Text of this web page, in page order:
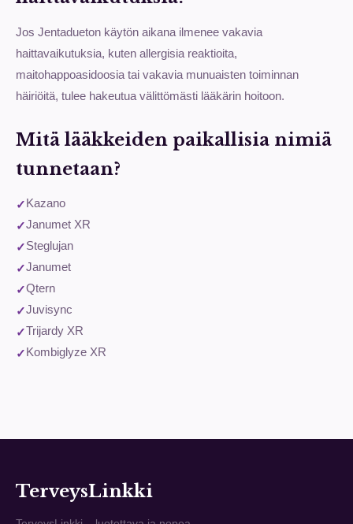
Jos Jentadueton käytön aikana ilmenee vakavia
haittavaikutuksia, kuten allergisia reaktioita,
maitohappoasidoosia tai vakavia munuaisten toiminnan
häiriöitä, tulee hakeutua välittömästi lääkärin hoitoon.
Mitä lääkkeiden paikallisia nimiä
tunnetaan?
Kazano
Janumet XR
Steglujan
Janumet
Qtern
Juvisync
Trijardy XR
Kombiglyze XR
TerveysLinkki